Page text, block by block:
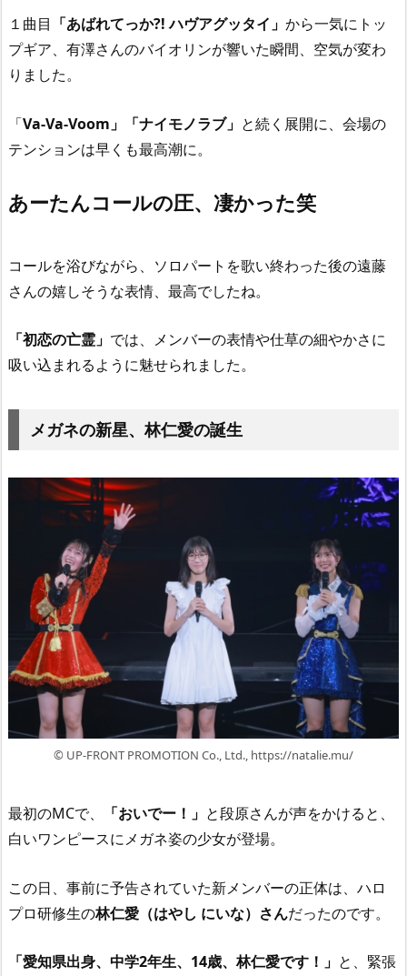
１曲目 「あばれてっか?! ハヴアグッタイ」 から一気にトッ
プギア、有澤さんのバイオリンが響いた瞬間、空気が変わ
りました。
「Va-Va-Voom」「ナイモノラブ」 と続く展開に、会場の
テンションは早くも最高潮に。
あーたんコールの圧、凄かった笑
コールを浴びながら、ソロパートを歌い終わった後の遠藤
さんの嬉しそうな表情、最高でしたね。
「初恋の亡霊」 では、メンバーの表情や仕草の細やかさに
吸い込まれるように魅せられました。
メガネの新星、林仁愛の誕生
© UP-FRONT PROMOTION Co., Ltd., https://natalie.mu/
最初のMCで、 「おいでー！」 と段原さんが声をかけると、
白いワンピースにメガネ姿の少女が登場。
この日、事前に予告されていた新メンバーの正体は、ハロ
プロ研修生の林仁愛（はやし にいな）さんだったのです。
「愛知県出身、中学2年生、14歳、林仁愛です！」 と、緊張